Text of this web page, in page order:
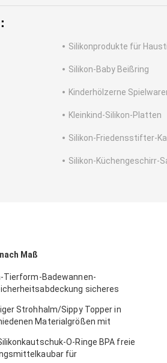
Silikonprodukte für
Silikon-Baby Beißring
Kinderhölzerne
Kleinkind-Silikon-Platten
Silikon-Friedensstifter-
Silikon-Küchengeschirr-
Maß
Tierform-Badewannen-
sicheres
Strohhalm/Sippy Topper in
Materialgrößen mit
O-Ringe BPA freie
für